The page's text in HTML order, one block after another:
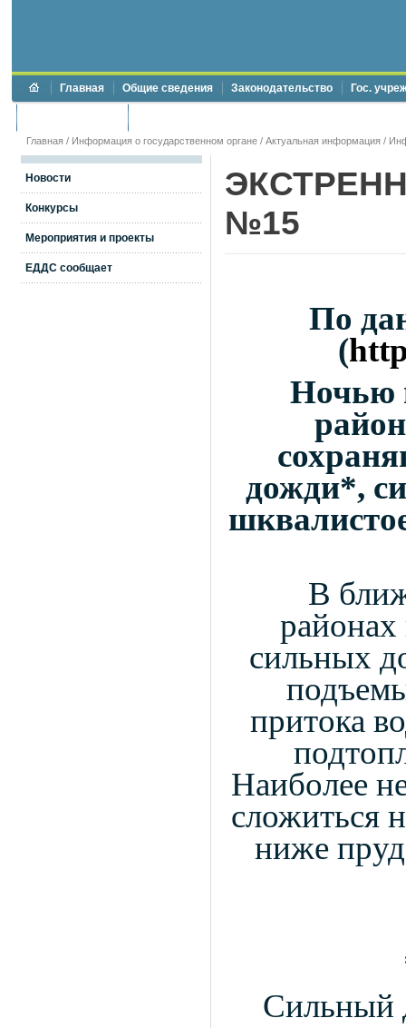
Главная Общие сведения Законодательство Гос.
Главная / Информация о государственном органе / Актуальная информация /
Новости
Конкурсы
Мероприятия и проекты
ЕДДС сообщает
№15
По
(
Ночью
дожди*,
В
сильных
притока
Наиболее
сложиться
ниже
Сильный